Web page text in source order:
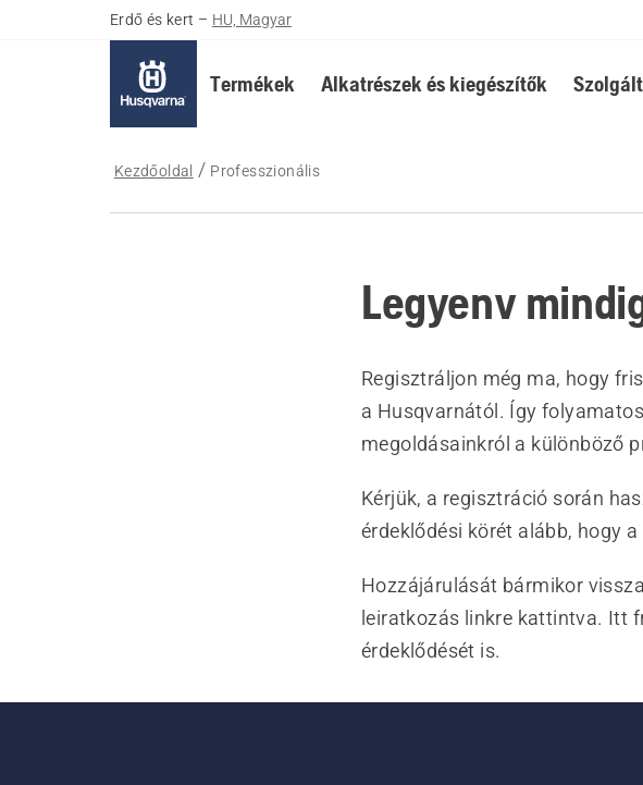
Erdő és kert – HU, Magyar
Termékek Alkatrészek és kiegészítők
Kezdőoldal Professzionális
Legyenv
Regisztráljon még ma, hogy
a Husqvarnától. Így
megoldásainkról a különböző
Kérjük, a regisztráció során
érdeklődési körét alább, hogy
Hozzájárulását bármikor
leiratkozás linkre kattintva. Itt
érdeklődését is.